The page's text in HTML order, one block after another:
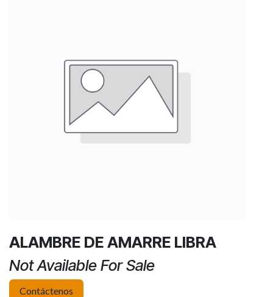
ALAMBRE DE AMARRE LIBRA
Not Available For Sale
Contáctenos